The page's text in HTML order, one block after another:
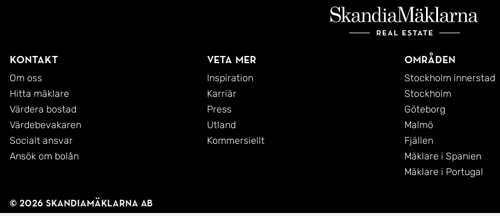
Kontakt
Om oss
Hitta mäklare
Värdera bostad
Värdebevakaren
Socialt ansvar
Ansök om bolån
Veta mer
Inspiration
Karriär
Press
Utland
Kommersiellt
Områden
Stockholm innerstad
Stockholm
Göteborg
Malmö
Fjällen
Mäklare i Spanien
Mäklare i Portugal
© 2026 SkandiaMäklarna AB